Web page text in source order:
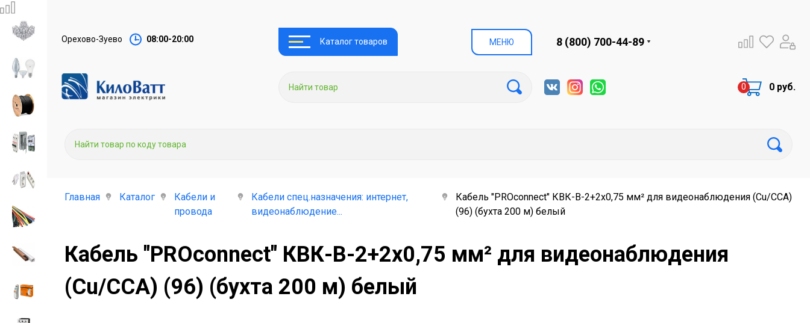
Орехово-Зуево 08:00-20:00 Каталог товаров МЕНЮ 8 (800) 700-44-89
0 руб.
Главная Каталог
Кабели и
провода
Кабели спец.назначения: интернет,
видеонаблюдение...
Кабель "PROconnect" КВК-В-2+2x0,75 мм² для видеонаблюдения (Cu/CCA)
(96) (бухта 200 м) белый
Кабель "PROconnect" КВК-В-2+2x0,75 мм² для видеонаблюдения
(Cu/CCA) (96) (бухта 200 м) белый